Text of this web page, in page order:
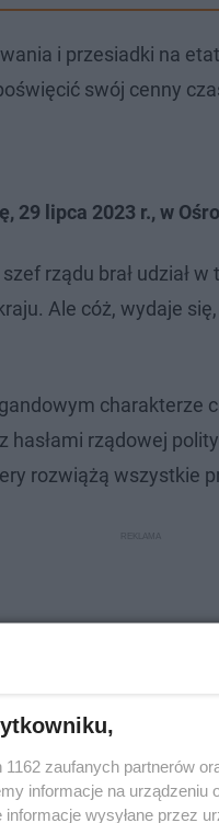
i przesiadki na
swój cenny
29 lipca 2023 r., w
rządu brał udział
Ale cóż, wydaje
charakterze
hasłami rządowej
rozwiążą wszystkie
1162 zaufanych partnerów
informacje na urządzeniu
informacje wysyłane przez